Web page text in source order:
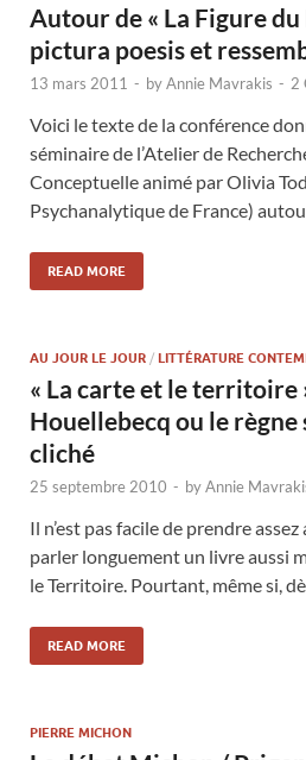
Autour de « La Figure
pictura poesis et
13 mars 2011 - byAnnie Mavrakis - 2
Voici le texte de la conférence
séminaire de l’Atelier de
Conceptuelle animé par Olivia
Psychanalytique de France)
READ MORE
AU JOUR LE JOUR / LITTÉRATURE
« La carte et le territoire
Houellebecq ou le règne
cliché
25 septembre 2010 - byAnnie
Il n’est pas facile de prendre
parler longuement un livre aussi
le Territoire. Pourtant, même si,
READ MORE
PIERRE MICHON